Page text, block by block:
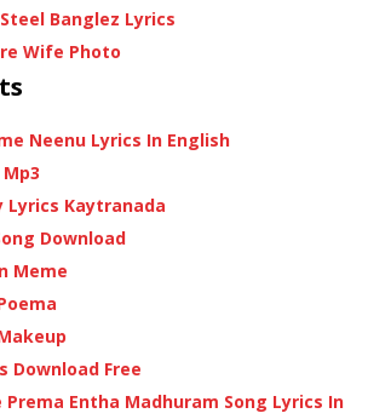
Banglez Lyrics
Wife Photo
Neenu Lyrics In English
Lyrics Kaytranada
Download
Meme
Download Free
Prema Entha Madhuram Song Lyrics In